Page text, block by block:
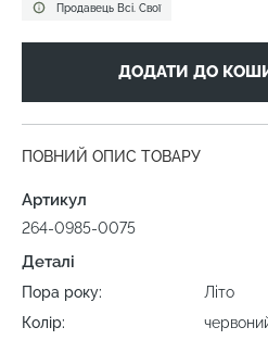
Продавець Всі. Свої
ДОДАТИ ДО
ПОВНИЙ ОПИС ТОВАРУ
Артикул
264-0985-0075
Деталі
Пора року:
Літо
Колір: